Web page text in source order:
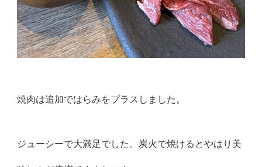
焼肉は追加ではらみをプラスしました。
ジューシーで大満足でした。炭火で焼けるとやはり美